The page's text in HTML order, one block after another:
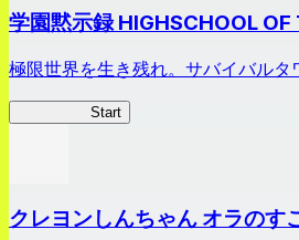
学園黙示録 HIGHSCHOOL OF
極限世界を生き残れ。サバイバルタ
Start
クレヨンしんちゃん オラのす